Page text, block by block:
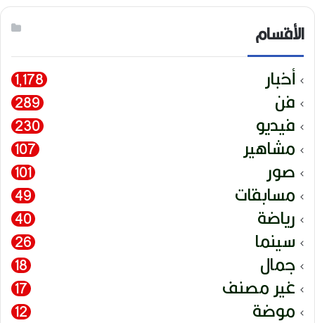
الأقسام
أخبار 1٬178
فن 289
فيديو 230
مشاهير 107
صور 101
مسابقات 49
رياضة 40
سينما 26
جمال 18
غير مصنف 17
موضة 12